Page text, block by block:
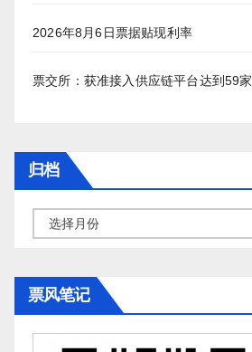
2026年8月6日票据贴现利率
票交所：获准接入供应链平台达到59家
归档
档
票风笔记